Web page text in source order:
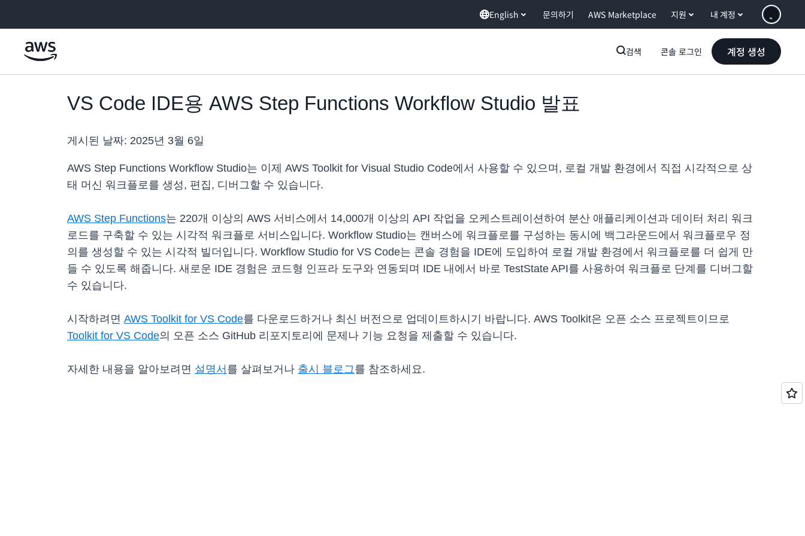
English 문의하기 AWS Marketplace 지원 내 계정
검색 콘솔 로그인 계정 생성
VS Code IDE용 AWS Step Functions Workflow Studio 발표
게시된 날짜: 2025년 3월 6일
AWS Step Functions Workflow Studio는 이제 AWS Toolkit for Visual Studio Code에서 사용할 수 있으며, 로컬 개발 환경에서 직접 시각적으로 상
태 머신 워크플로를 생성, 편집, 디버그할 수 있습니다.
AWS Step Functions는 220개 이상의 AWS 서비스에서 14,000개 이상의 API 작업을 오케스트레이션하여 분산 애플리케이션과 데이터 처리 워크
로드를 구축할 수 있는 시각적 워크플로 서비스입니다. Workflow Studio는 캔버스에 워크플로를 구성하는 동시에 백그라운드에서 워크플로우 정
의를 생성할 수 있는 시각적 빌더입니다. Workflow Studio for VS Code는 콘솔 경험을 IDE에 도입하여 로컬 개발 환경에서 워크플로를 더 쉽게 만
들 수 있도록 해줍니다. 새로운 IDE 경험은 코드형 인프라 도구와 연동되며 IDE 내에서 바로 TestState API를 사용하여 워크플로 단계를 디버그할
수 있습니다.
시작하려면 AWS Toolkit for VS Code를 다운로드하거나 최신 버전으로 업데이트하시기 바랍니다. AWS Toolkit은 오픈 소스 프로젝트이므로
Toolkit for VS Code의 오픈 소스 GitHub 리포지토리에 문제나 기능 요청을 제출할 수 있습니다.
자세한 내용을 알아보려면 설명서 를 살펴보거나 출시 블로그를 참조하세요.